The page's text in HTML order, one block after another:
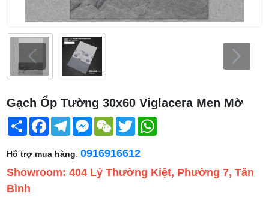
Gạch Ốp Tường 30x60 Viglacera Men Mờ
Share FacebookTelegramMessenger
WeChatTwitter
Hỗ trợ mua hàng:0916916612
Showroom: 404 Lý Thường Kiệt, Phường 7, Tân
Bình